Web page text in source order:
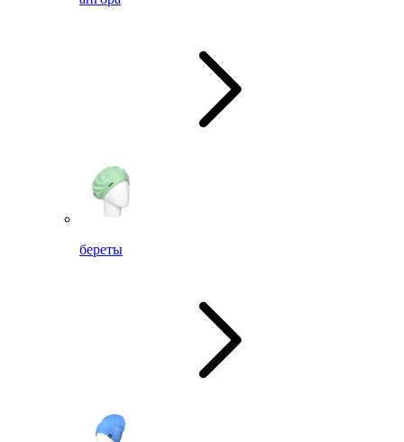
береты